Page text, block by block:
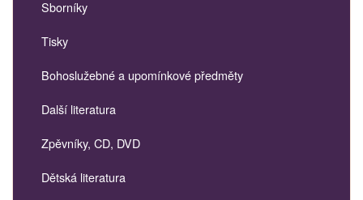
Sborníky
Tisky
Bohoslužebné a upomínkové předměty
Další literatura
Zpěvníky, CD, DVD
Dětská literatura